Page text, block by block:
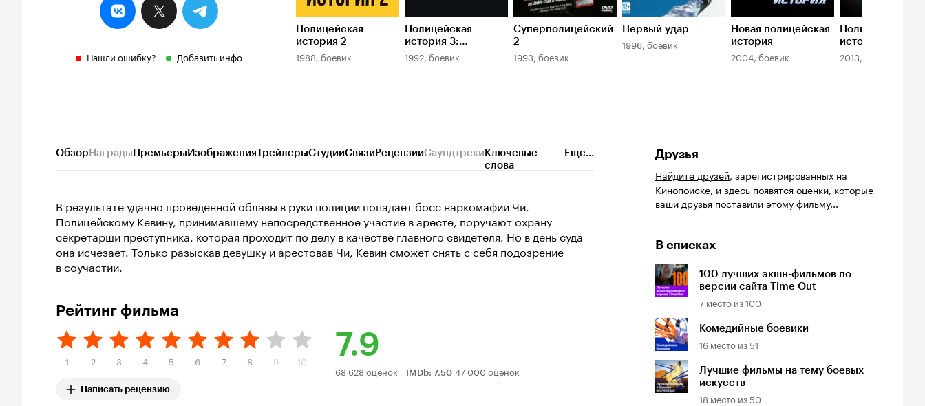
Нашли ошибку? Добавить инфо
Полицейская
история 2
1988, боевик
Полицейская
история 3:
Суперполицейский
1992, боевик
Суперполицейский
2
1993, боевик
Первый удар
1996, боевик
Новая полицейская
история
2004, боевик
Полицейская
история: В
2013, криминал
ОбзорНаградыПремьерыИзображенияТрейлерыСтудииСвязиРецензииСаундтрекиКлючевые
слова
Еще...
В результате удачно проведенной облавы в руки полиции попадает босс наркомафии Чи.
Полицейскому Кевину, принимавшему непосредственное участие в аресте, поручают охрану
секретарши преступника, которая проходит по делу в качестве главного свидетеля. Но в день суда
она исчезает. Только разыскав девушку и арестовав Чи, Кевин сможет снять с себя подозрение
в соучастии.
Рейтинг фильма
1 2 3 4 5 6 7 8 9 10
Написать рецензию
7.9
Рейтинг
68 628 оценок IMDb: 7.50 47 000 оценок
Друзья
Найдите друзей, зарегистрированных на
Кинопоиске, и здесь появятся оценки, которые
ваши друзья поставили этому фильму...
В списках
100 лучших экшн-фильмов по
версии сайта Time Out
7 место из100
Комедийные боевики
16 место из 51
Лучшие фильмы на тему боевых
искусств
18 место из 50